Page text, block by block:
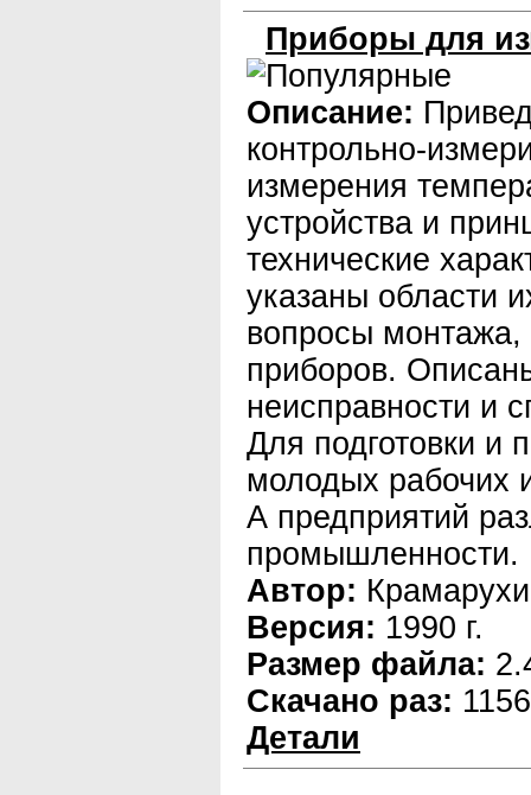
Приборы для
Описание:
контрольно-
измерения
устройства и
технические
указаны области
вопросы
приборов.
неисправности и
Для подготовки и
молодых рабочих
А предприятий
промышленности.
Автор:
Версия: 1990 г.
Размер файла:
Скачано раз: 1156
Детали